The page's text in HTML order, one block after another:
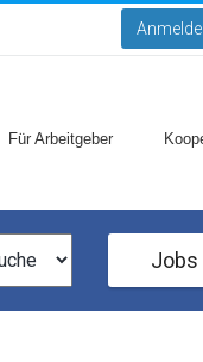
Für Arbeitgeber
Jobs